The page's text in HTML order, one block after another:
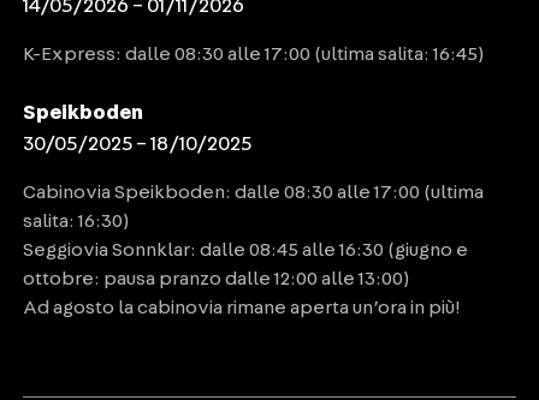
14/05/2026 – 01/11/2026
K-Express: dalle 08:30 alle 17:00 (ultima salita: 16:45)
Speikboden
30/05/2025 – 18/10/2025
Cabinovia Speikboden: dalle 08:30 alle 17:00 (ultima
salita: 16:30)
Seggiovia Sonnklar: dalle 08:45 alle 16:30 (giugno e
ottobre: pausa pranzo dalle 12:00 alle 13:00)
Ad agosto la cabinovia rimane aperta un’ora in più!